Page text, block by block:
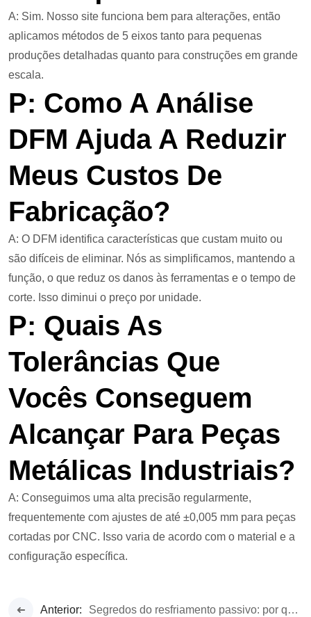
A: Sim. Nosso site funciona bem para alterações, então
aplicamos métodos de 5 eixos tanto para pequenas
produções detalhadas quanto para construções em grande
escala.
P: Como A Análise
DFM Ajuda A Reduzir
Meus Custos De
Fabricação?
A: O DFM identifica características que custam muito ou
são difíceis de eliminar. Nós as simplificamos, mantendo a
função, o que reduz os danos às ferramentas e o tempo de
corte. Isso diminui o preço por unidade.
P: Quais As
Tolerâncias Que
Vocês Conseguem
Alcançar Para Peças
Metálicas Industriais?
A: Conseguimos uma alta precisão regularmente,
frequentemente com ajustes de até ±0,005 mm para peças
cortadas por CNC. Isso varia de acordo com o material e a
configuração específica.
Anterior: Segredos do resfriamento passivo: por que a indústria aeroespacial confia no alumínio 6061